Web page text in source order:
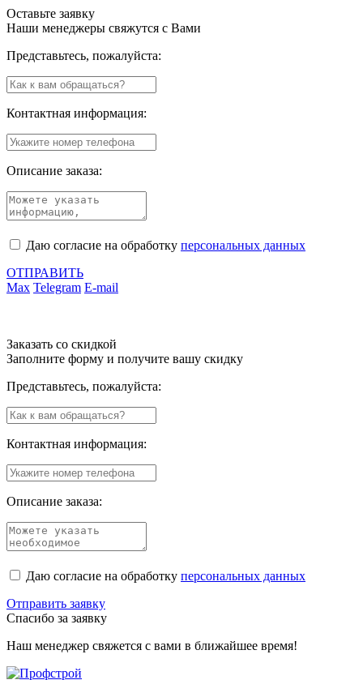
Оставьте заявку
Наши менеджеры свяжутся с Вами
Представьтесь, пожалуйста:
Контактная информация:
Описание заказа:
Даю согласие на обработку персональных данных
ОТПРАВИТЬ
Max Telegram E-mail
Заказать со скидкой
Заполните форму и получите вашу скидку
Представьтесь, пожалуйста:
Контактная информация:
Описание заказа:
Даю согласие на обработку персональных данных
Отправить заявку
Спасибо за заявку
Наш менеджер свяжется с вами в ближайшее время!